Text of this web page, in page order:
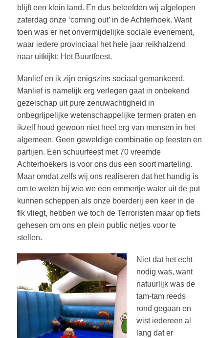
blijft een klein land. En dus beleefden wij afgelopen
zaterdag onze ‘coming out’ in de Achterhoek. Want
toen was er het onvermijdelijke sociale evenement,
waar iedere provinciaal het hele jaar reikhalzend
naar uitkijkt: Het Buurtfeest.
Manlief en ik zijn enigszins sociaal gemankeerd.
Manlief is namelijk erg verlegen gaat in onbekend
gezelschap uit pure zenuwachtigheid in
onbegrijpelijke wetenschappelijke termen praten en
ikzelf houd gewoon niet heel erg van mensen in het
algemeen. Geen geweldige combinatie op feesten en
partijen. Een schuurfeest met 70 vreemde
Achterhoekers is voor ons dus een soort marteling.
Maar omdat zelfs wij ons realiseren dat het handig is
om te weten bij wie we een emmertje water uit de put
kunnen scheppen als onze boerderij een keer in de
fik vliegt, hebben we toch de Terroristen maar op fiets
gehesen om ons en plein public netjes voor te
stellen.
Niet dat het echt
nodig was, want
natuurlijk was de
tam-tam reeds
rond gegaan en
wist iedereen al
lang dat er